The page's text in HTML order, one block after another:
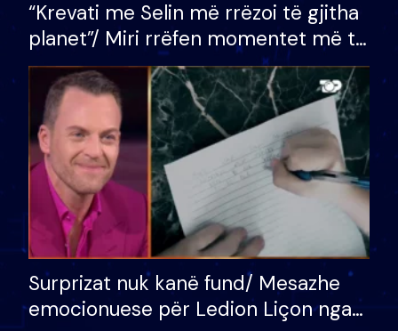
“Krevati me Selin më rrëzoi të gjitha
planet”/ Miri rrëfen momentet më të
bukura në shtëpinë e BB VIP: Do më
mungojë zilja e mëngjesit kur…
Surprizat nuk kanë fund/ Mesazhe
emocionuese për Ledion Liçon nga